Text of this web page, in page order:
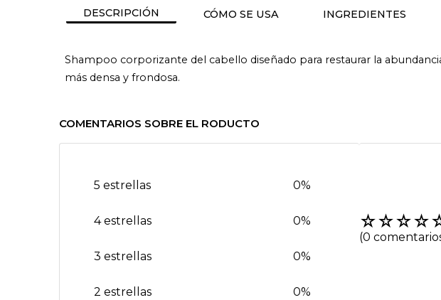
DESCRIPCIÓN CÓMO SE USA INGREDIENTES
Shampoo corporizante del cabello diseñado para restaurar la
más densa y frondosa.
COMENTARIOS SOBRE EL RODUCTO
☆☆☆☆
(0
5 estrellas 0%
4 estrellas 0%
3 estrellas 0%
2 estrellas 0%